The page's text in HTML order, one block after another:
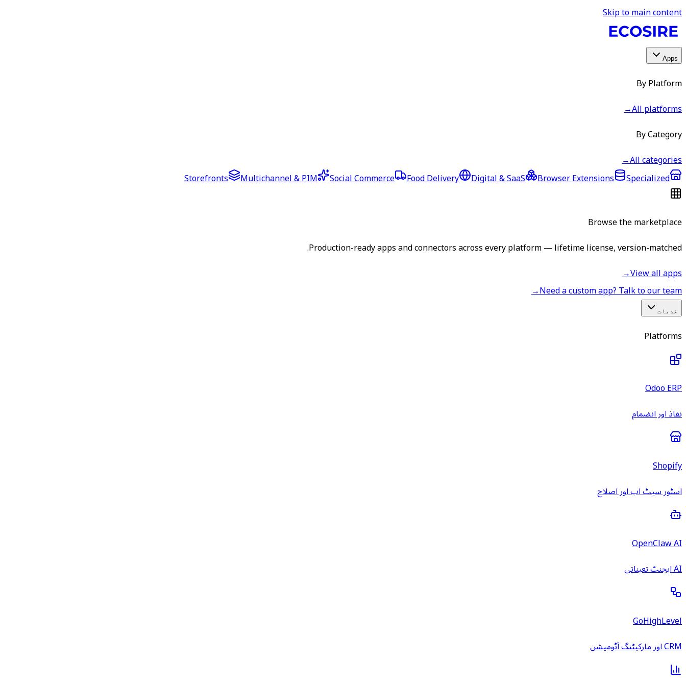
Skip to main content
Apps
By Platform
All platforms
→
By Category
All categories
→
Storefronts
Multichannel & PIM Social Commerce Food Delivery Digital & SaaS Browser Extensions Specialized
Browse the marketplace
Production-ready apps and connectors across every platform — lifetime license, version-matched.
View all apps
→
Need a custom app? Talk to our team
→
خدمات
Platforms
Odoo ERP
نفاذ اور انضمام
Shopify
اسٹور سیٹ اپ اور اصلاح
OpenClaw AI
AI ایجنٹ تعیناتی
GoHighLevel
CRM اور مارکیٹنگ آٹومیشن